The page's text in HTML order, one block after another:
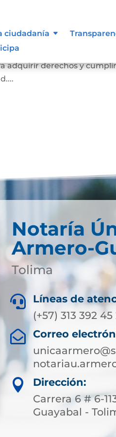
ciudadanía
casada. En él se
adquirir derechos y
Notaría
Armero-
Tolima

Líneas de
(+57) 313 392 45

Correo

Dirección:
Carrera 6 # 6-
Guayabal -